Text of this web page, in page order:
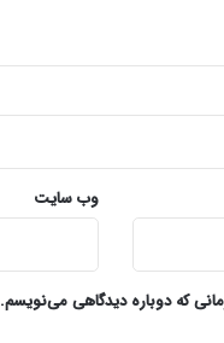
وب‌ سایت
که دوباره دیدگاهی می‌نویسم.